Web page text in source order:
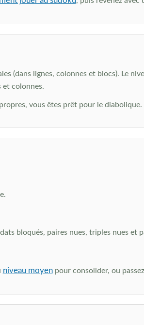
(dans lignes, colonnes et blocs). Le
et colonnes.
vous êtes prêt pour le diabolique.
bloqués, paires nues, triples nues et
niveau moyenpour consolider, ou